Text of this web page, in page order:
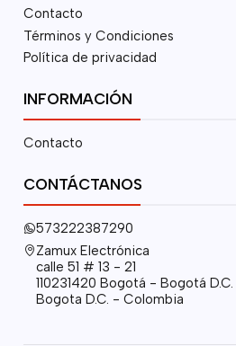
Contacto
Términos y Condiciones
Política de privacidad
INFORMACIÓN
Contacto
CONTÁCTANOS
573222387290
Zamux Electrónica
calle 51 # 13 - 21
110231420 Bogotá - Bogotá D.C.
Bogota D.C. - Colombia